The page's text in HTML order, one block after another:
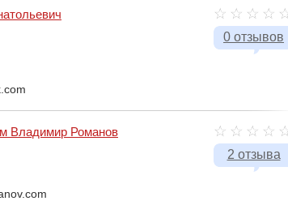
0 отзывов
2 отзыва
Владимир Романов